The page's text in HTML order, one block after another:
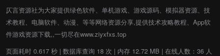
仄言资源社为大家提供绿色软件、单机游戏、游戏源码、模拟器资源、技
术教程、电脑软件、动漫、等等网络资源分享,提供技术攻略教程、App软
件游戏资源下载,,一切尽在www.ziyxfxs.top
页面耗时 0.617 秒 | 数据库查询 18 次 | 内存 12.72 MB | 在线人数：36 人